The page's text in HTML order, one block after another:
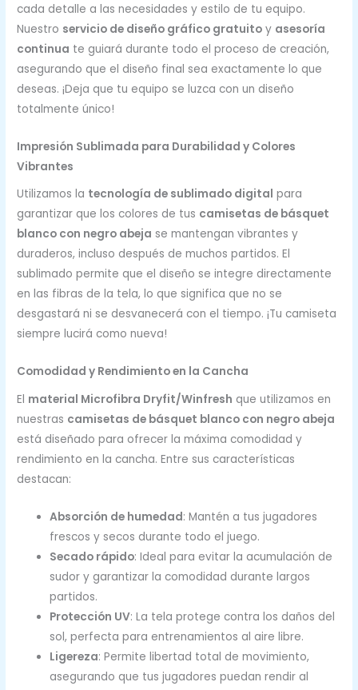
cada detalle a las necesidades y estilo de tu equipo.
Nuestro servicio de diseño gráfico gratuito y asesoría
continua te guiará durante todo el proceso de creación,
asegurando que el diseño final sea exactamente lo que
deseas. ¡Deja que tu equipo se luzca con un diseño
totalmente único!
Impresión Sublimada para Durabilidad y Colores
Vibrantes
Utilizamos la tecnología de sublimado digital para
garantizar que los colores de tus camisetas de básquet
blanco con negro abeja se mantengan vibrantes y
duraderos, incluso después de muchos partidos. El
sublimado permite que el diseño se integre directamente
en las fibras de la tela, lo que significa que no se
desgastará ni se desvanecerá con el tiempo. ¡Tu camiseta
siempre lucirá como nueva!
Comodidad y Rendimiento en la Cancha
El material Microfibra Dryfit/Winfresh que utilizamos en
nuestras camisetas de básquet blanco con negro abeja
está diseñado para ofrecer la máxima comodidad y
rendimiento en la cancha. Entre sus características
destacan:
Absorción de humedad: Mantén a tus jugadores
frescos y secos durante todo el juego.
Secado rápido: Ideal para evitar la acumulación de
sudor y garantizar la comodidad durante largos
partidos.
Protección UV: La tela protege contra los daños del
sol, perfecta para entrenamientos al aire libre.
Ligereza: Permite libertad total de movimiento,
asegurando que tus jugadores puedan rendir al